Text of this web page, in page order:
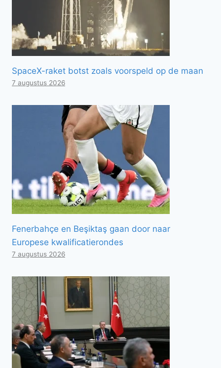
SpaceX-raket botst zoals voorspeld op de maan
7 augustus 2026
Fenerbahçe en Beşiktaş gaan door naar
Europese kwalificatierondes
7 augustus 2026